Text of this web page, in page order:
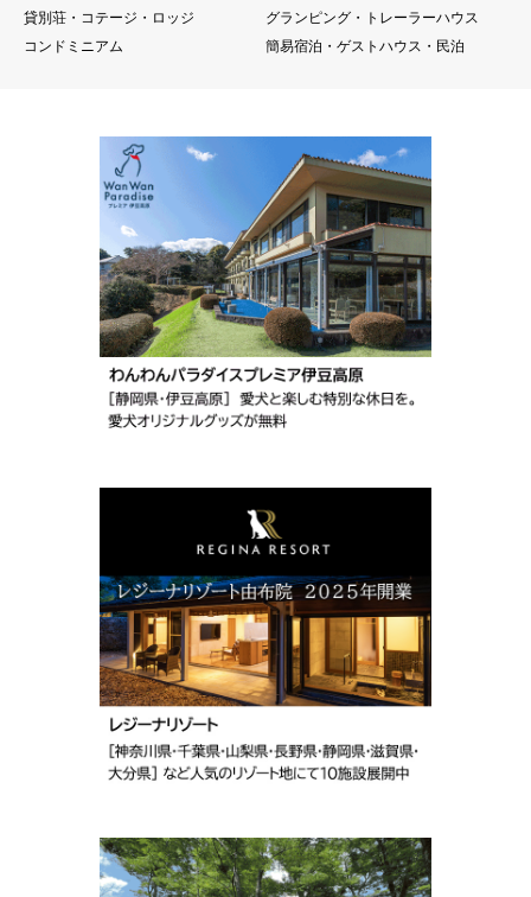
貸別荘・コテージ・ロッジ
グランピング・トレーラーハウス
コンドミニアム
簡易宿泊・ゲストハウス・民泊